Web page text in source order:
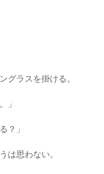
グラスを掛ける。
」
？」
は思わない。